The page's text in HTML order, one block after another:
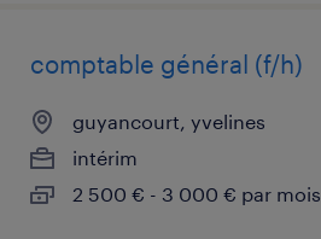
comptable général (f/h)
guyancourt, yvelines
intérim
2 500 € - 3 000 € par mois